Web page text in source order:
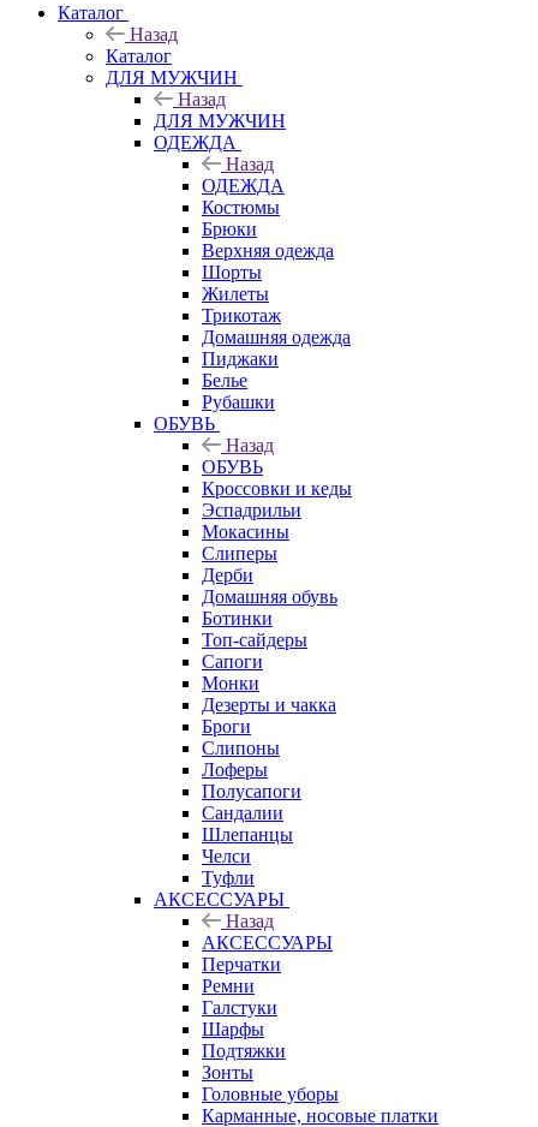
Каталог
Назад
Каталог
ДЛЯ МУЖЧИН
Назад
ДЛЯ МУЖЧИН
ОДЕЖДА
Назад
ОДЕЖДА
Костюмы
Брюки
Верхняя одежда
Шорты
Жилеты
Трикотаж
Домашняя одежда
Пиджаки
Белье
Рубашки
ОБУВЬ
Назад
ОБУВЬ
Кроссовки и кеды
Эспадрильи
Мокасины
Слиперы
Дерби
Домашняя обувь
Ботинки
Топ-сайдеры
Сапоги
Монки
Дезерты и чакка
Броги
Слипоны
Лоферы
Полусапоги
Сандалии
Шлепанцы
Челси
Туфли
АКСЕССУАРЫ
Назад
АКСЕССУАРЫ
Перчатки
Ремни
Галстуки
Шарфы
Подтяжки
Зонты
Головные уборы
Карманные, носовые платки